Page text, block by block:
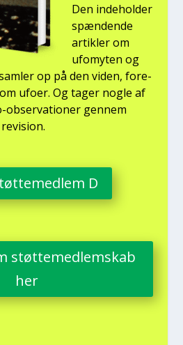
Den inde­hol­der
spæn­den­de
artik­ler om
ufo­myten og
op på den viden, for­e­
ufo­er. Og tager nog­le af
obser­va­tio­ner gen­nem
D
støt­te­med­lem­skab
her